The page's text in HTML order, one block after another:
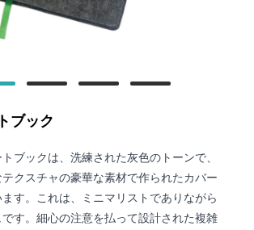
ブック
ブックは、洗練された灰色のトーンで、
クスチャの豪華な素材で作られたカバー
す。これは、ミニマリストでありながら
す。細心の注意を払って設計された複雑